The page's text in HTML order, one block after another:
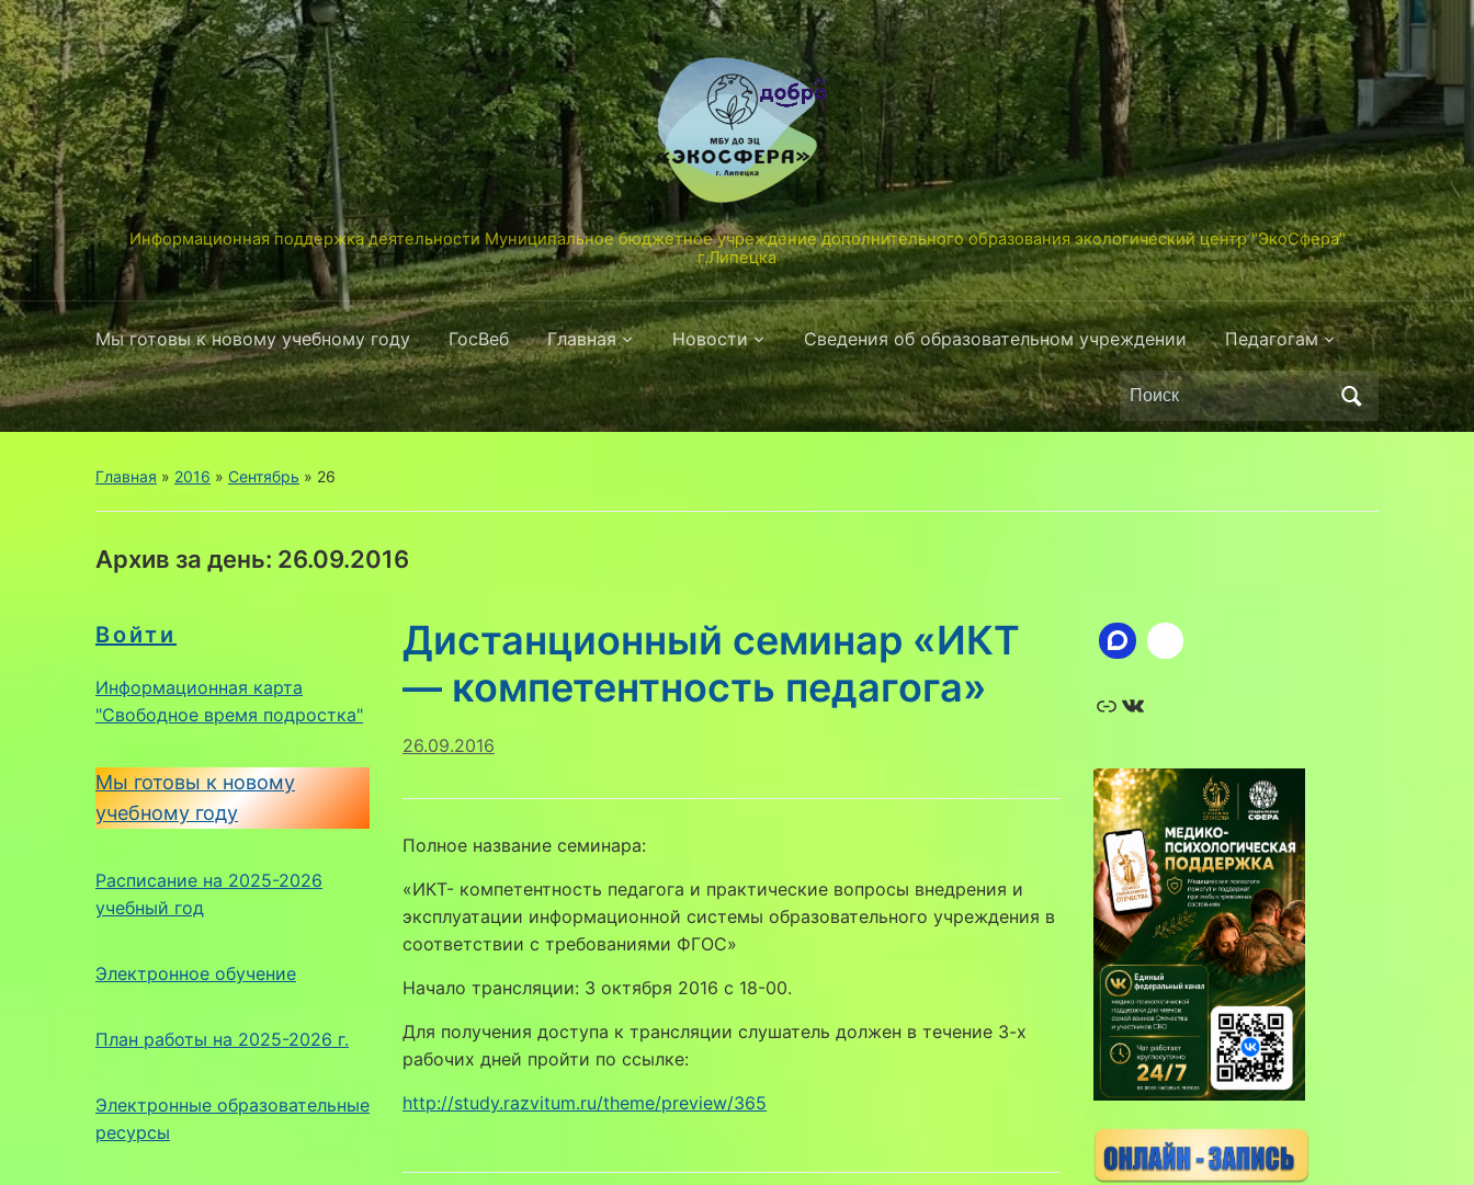
Информационная поддержка деятельности Муниципальное бюджетное учреждение дополнительного образования экологический центр "ЭкоСфера"
г.Липецка
Мы готовы к новому учебному году ГосВеб Главная Новости Сведения об образовательном учреждении Педагогам
Поиск
по:
Главная » 2016 » Сентябрь » 26
Архив за день: 26.09.2016
Войти
Информационная карта
"Свободное время подростка"
Мы готовы к новому
учебному году
Расписание на 2025-2026
учебный год
Электронное обучение
План работы на 2025-2026 г.
Электронные образовательные
ресурсы
Дистанционный семинар «ИКТ
— компетентность педагога»
26.09.2016
Полное название семинара:
«ИКТ- компетентность педагога и практические вопросы внедрения и
эксплуатации информационной системы образовательного учреждения в
соответствии с требованиями ФГОС»
Начало трансляции: 3 октября 2016 с 18-00.
Для получения доступа к трансляции слушатель должен в течение 3-х
рабочих дней пройти по ссылке:
http://study.razvitum.ru/theme/preview/365
Ссылка